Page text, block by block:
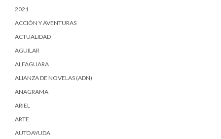
2021
ACCIÓN Y AVENTURAS
ACTUALIDAD
AGUILAR
ALFAGUARA
ALIANZA DE NOVELAS (ADN)
ANAGRAMA
ARIEL
ARTE
AUTOAYUDA